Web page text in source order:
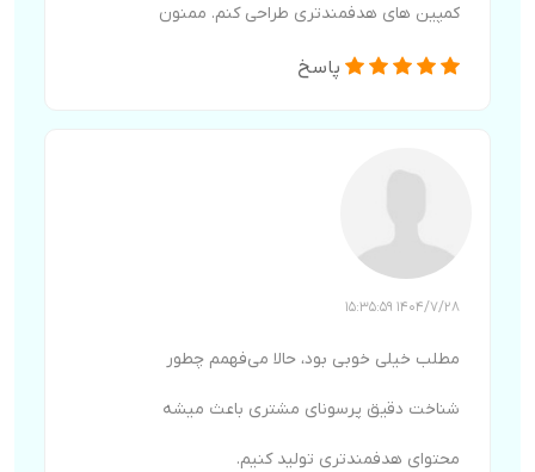
کمپین های هدفمندتری طراحی کنم. ممنون
پاسخ
1404/7/28 15:35:59
مطلب خیلی خوبی بود، حالا می‌فهمم چطور
شناخت دقیق پرسونای مشتری باعث میشه
محتوای هدفمندتری تولید کنیم.